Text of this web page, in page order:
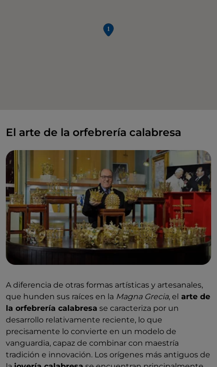
El arte de la orfebrería calabresa
A diferencia de otras formas artísticas y artesanales,
que hunden sus raíces en la Magna Grecia, el arte de
la orfebrería calabresa se caracteriza por un
desarrollo relativamente reciente, lo que
precisamente lo convierte en un modelo de
vanguardia, capaz de combinar con maestría
tradición e innovación. Los orígenes más antiguos de